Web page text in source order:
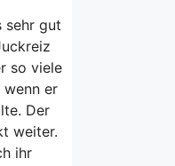
sehr gut
so viele
er
Der
weiter.
ihr